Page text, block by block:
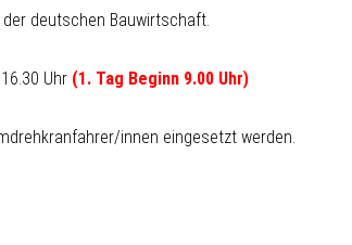
deutschen Bauwirtschaft.
Uhr (1. Tag Beginn 9.00 Uhr)
innen eingesetzt werden.